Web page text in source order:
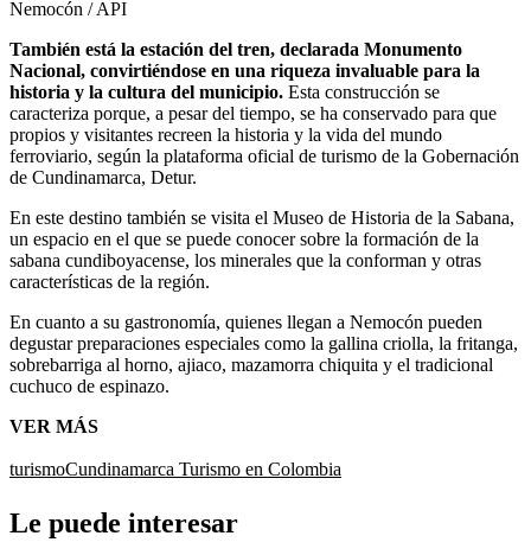
Nemocón / API
También está la estación del tren, declarada Monumento
Nacional, convirtiéndose en una riqueza invaluable para la
historia y la cultura del municipio. Esta construcción se
caracteriza porque, a pesar del tiempo, se ha conservado para que
propios y visitantes recreen la historia y la vida del mundo
ferroviario, según la plataforma oficial de turismo de la Gobernación
de Cundinamarca, Detur.
En este destino también se visita el Museo de Historia de la Sabana,
un espacio en el que se puede conocer sobre la formación de la
sabana cundiboyacense, los minerales que la conforman y otras
características de la región.
En cuanto a su gastronomía, quienes llegan a Nemocón pueden
degustar preparaciones especiales como la gallina criolla, la fritanga,
sobrebarriga al horno, ajiaco, mazamorra chiquita y el tradicional
cuchuco de espinazo.
VER MÁS
turismoCundinamarca Turismo en Colombia
Le puede interesar